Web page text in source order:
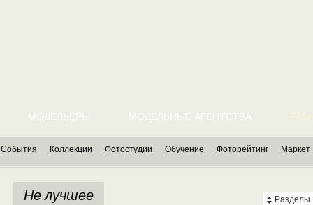
МОДЕЛЬЕРЫ МОДЕЛЬНЫЕ АГЕНТСТВА
События Коллекции Фотостудии Обучение Фоторейтинг Маркет
Разделы
Не лучшее